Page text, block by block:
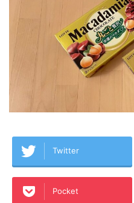
Twitter
Pocket